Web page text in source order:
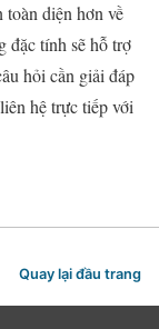
diện hơn về
đặc tính sẽ hỗ trợ
hỏi cần giải đáp
hệ trực tiếp với
Quay lại đầu trang